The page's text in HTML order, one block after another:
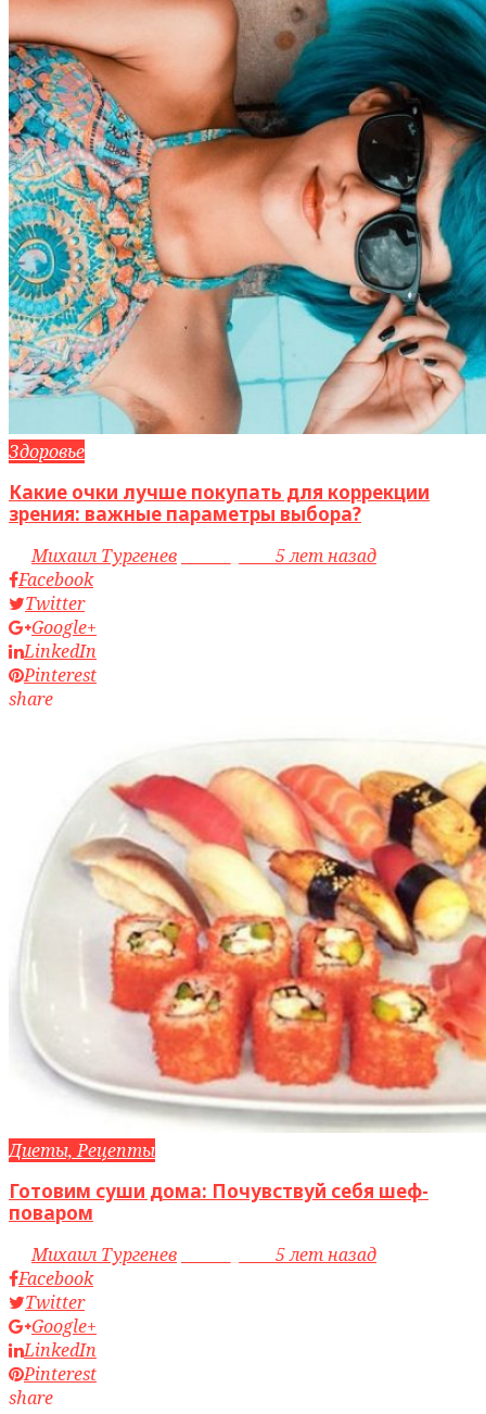
Здоровье
Какие очки лучше покупать для коррекции
зрения: важные параметры выбора?
byМихаил Тургенев
5 лет назад
Facebook
Twitter
Google+
LinkedIn
Pinterest
share
Диеты, Рецепты
Готовим суши дома: Почувствуй себя шеф-
поваром
byМихаил Тургенев
5 лет назад
Facebook
Twitter
Google+
LinkedIn
Pinterest
share